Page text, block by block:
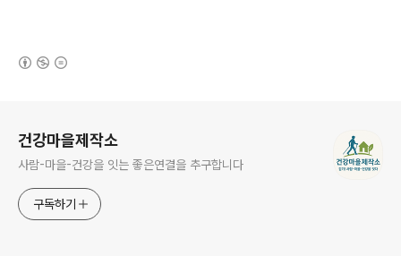
건강마을제작소
사람-마을-건강을 잇는 좋은연결을 추구합니다
구독하기